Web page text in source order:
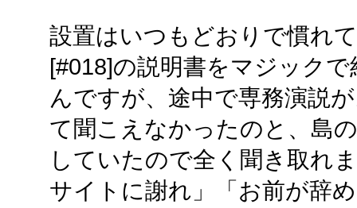
設置はいつもどおりで慣れ
[#018]の説明書をマジック
んですが、途中で専務演説
て聞こえなかったのと、島
していたので全く聞き取れ
サイトに謝れ」「お前が辞